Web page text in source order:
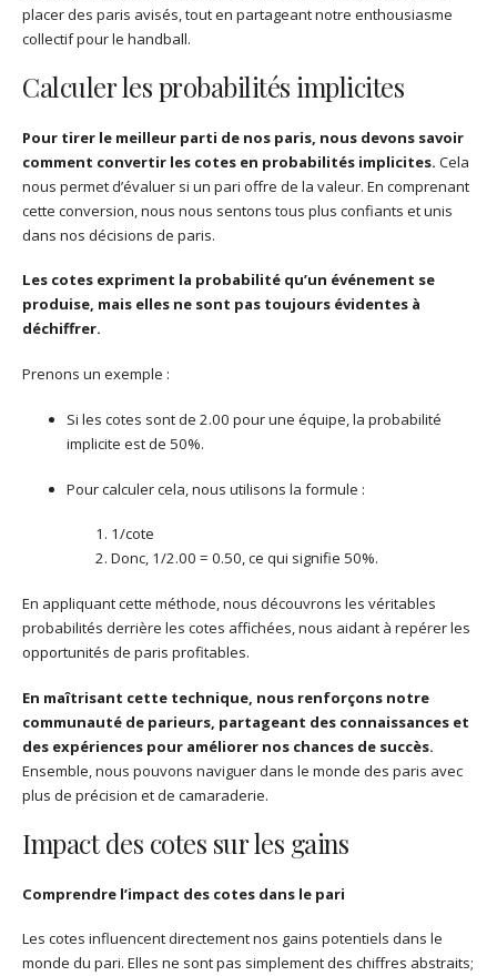
placer des paris avisés, tout en partageant notre enthousiasme
collectif pour le handball.
Calculer les probabilités implicites
Pour tirer le meilleur parti de nos paris, nous devons savoir
comment convertir les cotes en probabilités implicites. Cela
nous permet d’évaluer si un pari offre de la valeur. En comprenant
cette conversion, nous nous sentons tous plus confiants et unis
dans nos décisions de paris.
Les cotes expriment la probabilité qu’un événement se
produise, mais elles ne sont pas toujours évidentes à
déchiffrer.
Prenons un exemple :
Si les cotes sont de 2.00 pour une équipe, la probabilité
implicite est de 50%.
Pour calculer cela, nous utilisons la formule :
1/cote
Donc, 1/2.00 = 0.50, ce qui signifie 50%.
En appliquant cette méthode, nous découvrons les véritables
probabilités derrière les cotes affichées, nous aidant à repérer les
opportunités de paris profitables.
En maîtrisant cette technique, nous renforçons notre
communauté de parieurs, partageant des connaissances et
des expériences pour améliorer nos chances de succès.
Ensemble, nous pouvons naviguer dans le monde des paris avec
plus de précision et de camaraderie.
Impact des cotes sur les gains
Comprendre l’impact des cotes dans le pari
Les cotes influencent directement nos gains potentiels dans le
monde du pari. Elles ne sont pas simplement des chiffres abstraits;